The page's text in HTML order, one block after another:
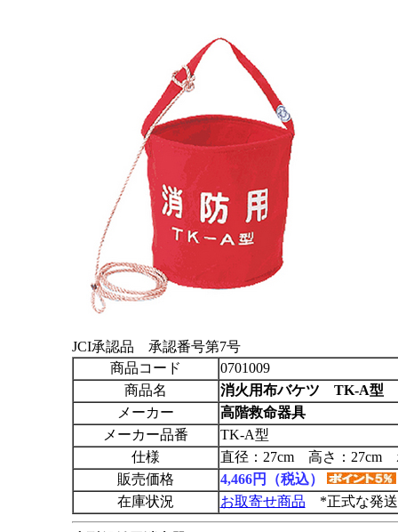
JCI承認品 承認番号第7号
商品コード
0701009
商品名
消火用布バケツ TK-A型
メーカー
高階救命器具
メーカー品番
TK-A型
仕様
直径：27cm 高さ：27cm
販売価格
4,466円（税込）
在庫状況
お取寄せ商品 *正式な発送